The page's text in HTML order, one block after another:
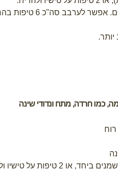
ממליצה לשלב עם 2-3 מהשמנים
.
כמו חרדה, מתח ונדודי שינה